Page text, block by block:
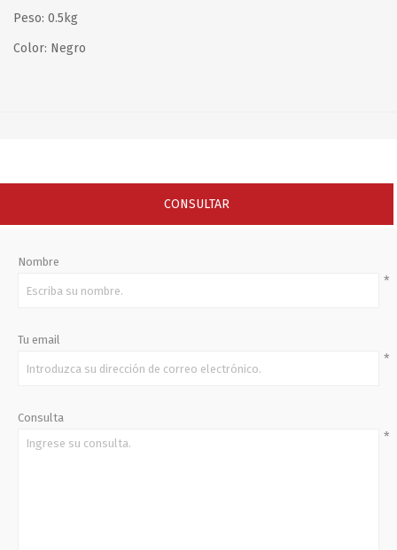
Peso: 0.5kg
Color: Negro
CONSULTAR
Nombre
*
Tu email
*
Consulta
*